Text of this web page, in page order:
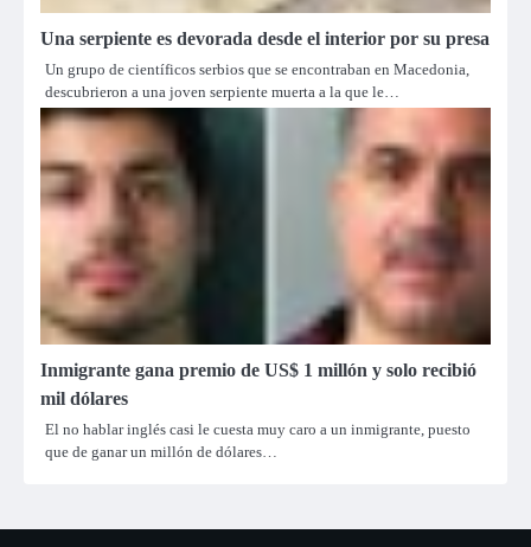
Una serpiente es devorada desde el interior por su presa
Un grupo de científicos serbios que se encontraban en Macedonia,
descubrieron a una joven serpiente muerta a la que le…
Inmigrante gana premio de US$ 1 millón y solo recibió
mil dólares
El no hablar inglés casi le cuesta muy caro a un inmigrante, puesto
que de ganar un millón de dólares…